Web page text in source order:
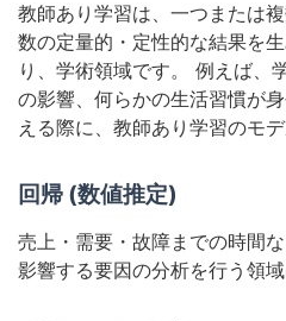
教師あり学習は、一つまたは
数の定量的・定性的な結果を
り、学術領域です。 例えば、
の影響、何らかの生活習慣が
える際に、教師あり学習のモ
回帰 (数値推定)
売上・需要・故障までの時間
影響する要因の分析を行う領